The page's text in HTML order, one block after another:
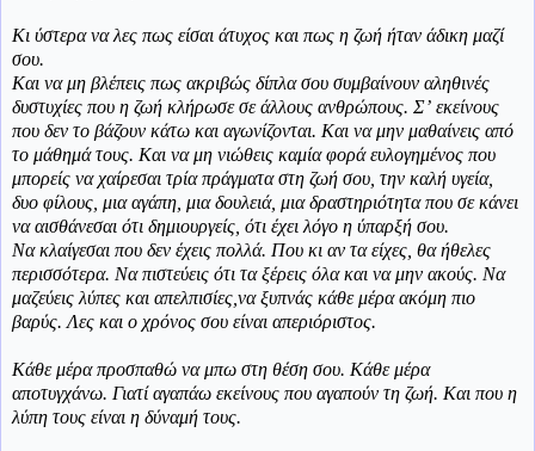
Κι ύστερα να λες πως είσαι άτυχος και πως η ζωή ήταν άδικη μαζί
σου.
Και να μη βλέπεις πως ακριβώς δίπλα σου συμβαίνουν αληθινές
δυστυχίες που η ζωή κλήρωσε σε άλλους ανθρώπους. Σʼ εκείνους
που δεν το βάζουν κάτω και αγωνίζονται. Και να μην μαθαίνεις από
το μάθημά τους. Και να μη νιώθεις καμία φορά ευλογημένος που
μπορείς να χαίρεσαι τρία πράγματα στη ζωή σου, την καλή υγεία,
δυο φίλους, μια αγάπη, μια δουλειά, μια δραστηριότητα που σε κάνει
να αισθάνεσαι ότι δημιουργείς, ότι έχει λόγο η ύπαρξή σου.
Να κλαίγεσαι που δεν έχεις πολλά. Που κι αν τα είχες, θα ήθελες
περισσότερα. Να πιστεύεις ότι τα ξέρεις όλα και να μην ακούς. Να
μαζεύεις λύπες και απελπισίες,να ξυπνάς κάθε μέρα ακόμη πιο
βαρύς. Λες και ο χρόνος σου είναι απεριόριστος.
Κάθε μέρα προσπαθώ να μπω στη θέση σου. Κάθε μέρα
αποτυγχάνω. Γιατί αγαπάω εκείνους που αγαπούν τη ζωή. Και που η
λύπη τους είναι η δύναμή τους.